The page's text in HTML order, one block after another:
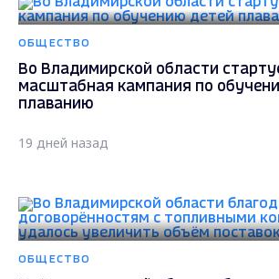
ОБЩЕСТВО
Во Владимирской области
масштабная кампания по
плаванию
19 дней назад
ОБЩЕСТВО